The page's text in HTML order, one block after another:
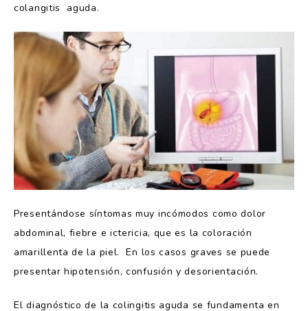
colangitis aguda.
Presentándose síntomas muy incómodos como dolor
abdominal, fiebre e ictericia, que es la coloración
amarillenta de la piel. En los casos graves se puede
presentar hipotensión, confusión y desorientación.
El diagnóstico de la colingitis aguda se fundamenta en